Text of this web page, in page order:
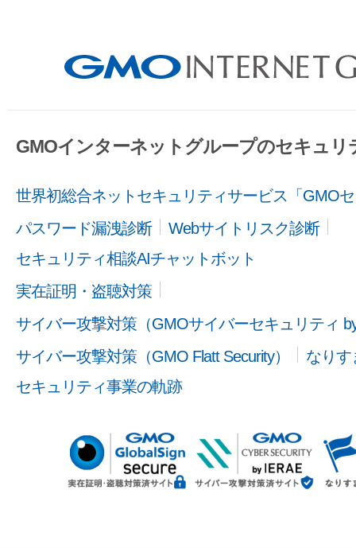
GMOインターネットグループのセキュリ
世界初総合ネットセキュリティサービス「GMO
パスワード漏洩診断
Webサイトリスク診断
セキュリティ相談AIチャットボット
実在証明・盗聴対策
サイバー攻撃対策（GMOサイバーセキュリティ
サイバー攻撃対策（GMO Flatt Security）
なりす
セキュリティ事業の軌跡